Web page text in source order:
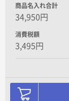
商品名入れ合計
34,950円
消費税額
3,495円